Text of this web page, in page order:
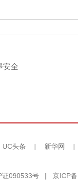
安全
UC头条 | 新华网 |
证090533号 | 京ICP